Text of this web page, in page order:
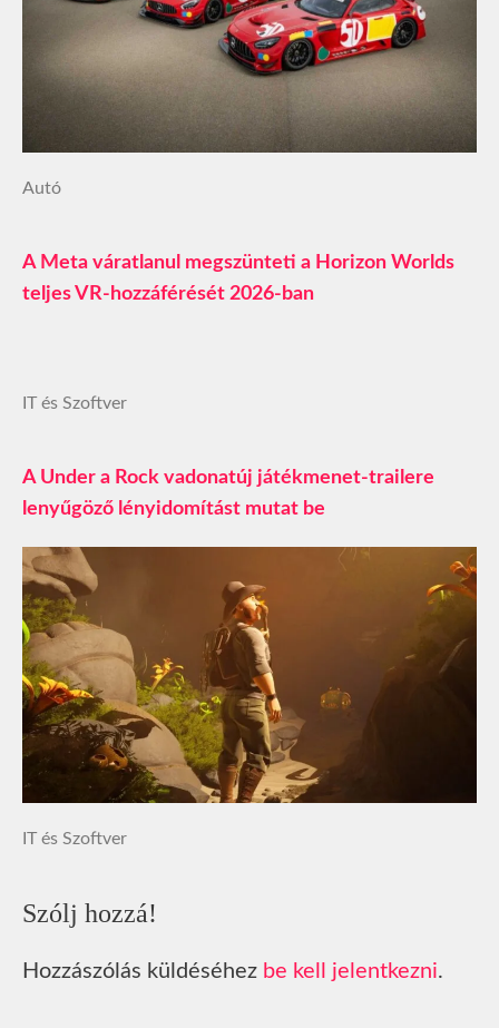
Autó
A Meta váratlanul megszünteti a Horizon Worlds
teljes VR-hozzáférését 2026-ban
IT és Szoftver
A Under a Rock vadonatúj játékmenet-trailere
lenyűgöző lényidomítást mutat be
IT és Szoftver
Szólj hozzá!
Hozzászólás küldéséhez be kell jelentkezni.